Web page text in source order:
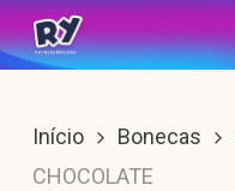
Skip
to
content
Início Bonecas
CHOCOLATE